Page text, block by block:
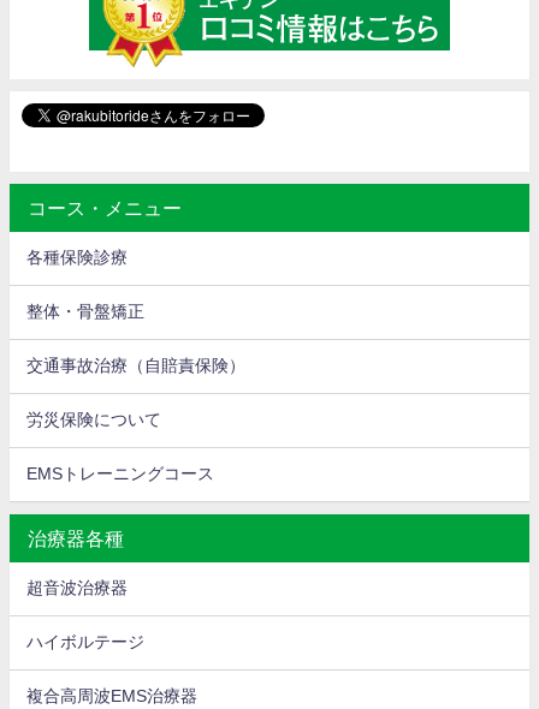
コース・メニュー
各種保険診療
整体・骨盤矯正
交通事故治療（自賠責保険）
労災保険について
EMSトレーニングコース
治療器各種
超音波治療器
ハイボルテージ
複合高周波EMS治療器